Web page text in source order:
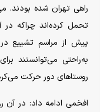
راهی تهران شده بودند.
تحمل کرده‌اند چراکه
پیش از مراسم تشییع
به‌راحتی می‌توانستند
روستاهای دور حرکت
افخمی ادامه داد: در آن